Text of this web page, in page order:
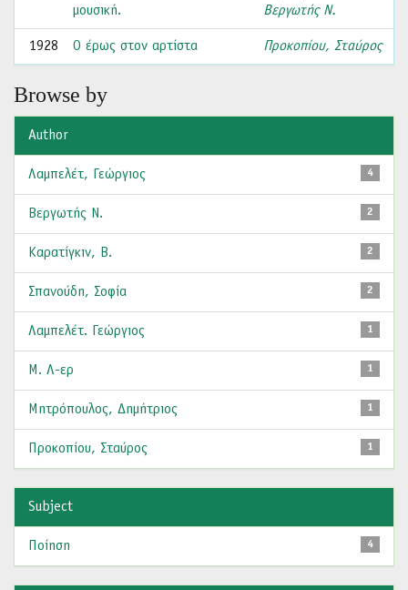
μουσική.
Βεργωτής Ν.
1928 Ο έρως στον αρτίστα Προκοπίου, Σταύρος
Browse by
Author
4
Λαμπελέτ, Γεώργιος
2
Βεργωτής Ν.
2
Καρατίγκιν, Β.
2
Σπανούδη, Σοφία
1
Λαμπελέτ. Γεώργιος
1
Μ. Λ-ερ
1
Μητρόπουλος, Δημήτριος
1
Προκοπίου, Σταύρος
Subject
4
Ποίηση